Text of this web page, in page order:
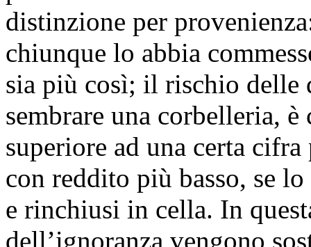
distinzione per
chiunque lo abbia
sia più così; il rischio delle
sembrare una corbelleria,
superiore ad una certa
con reddito più basso, se
e rinchiusi in cella. In
dell’ignoranza vengono